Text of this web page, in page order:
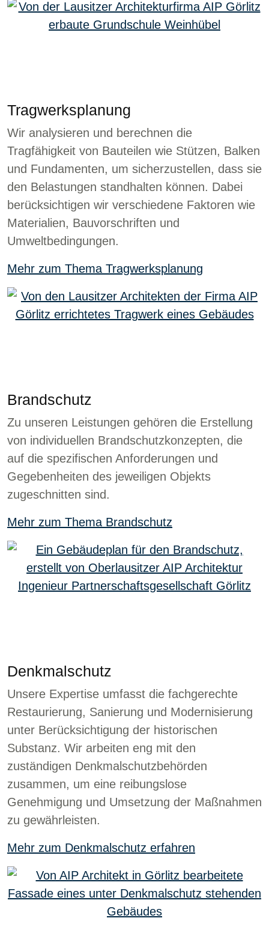
Tragwerksplanung
Wir analysieren und berechnen die
Tragfähigkeit von Bauteilen wie Stützen, Balken
und Fundamenten, um sicherzustellen, dass sie
den Belastungen standhalten können. Dabei
berücksichtigen wir verschiedene Faktoren wie
Materialien, Bauvorschriften und
Umweltbedingungen.
Mehr zum Thema Tragwerksplanung
Brandschutz
Zu unseren Leistungen gehören die Erstellung
von individuellen Brandschutzkonzepten, die
auf die spezifischen Anforderungen und
Gegebenheiten des jeweiligen Objekts
zugeschnitten sind.
Mehr zum Thema Brandschutz
Denkmalschutz
Unsere Expertise umfasst die fachgerechte
Restaurierung, Sanierung und Modernisierung
unter Berücksichtigung der historischen
Substanz. Wir arbeiten eng mit den
zuständigen Denkmalschutzbehörden
zusammen, um eine reibungslose
Genehmigung und Umsetzung der Maßnahmen
zu gewährleisten.
Mehr zum Denkmalschutz erfahren